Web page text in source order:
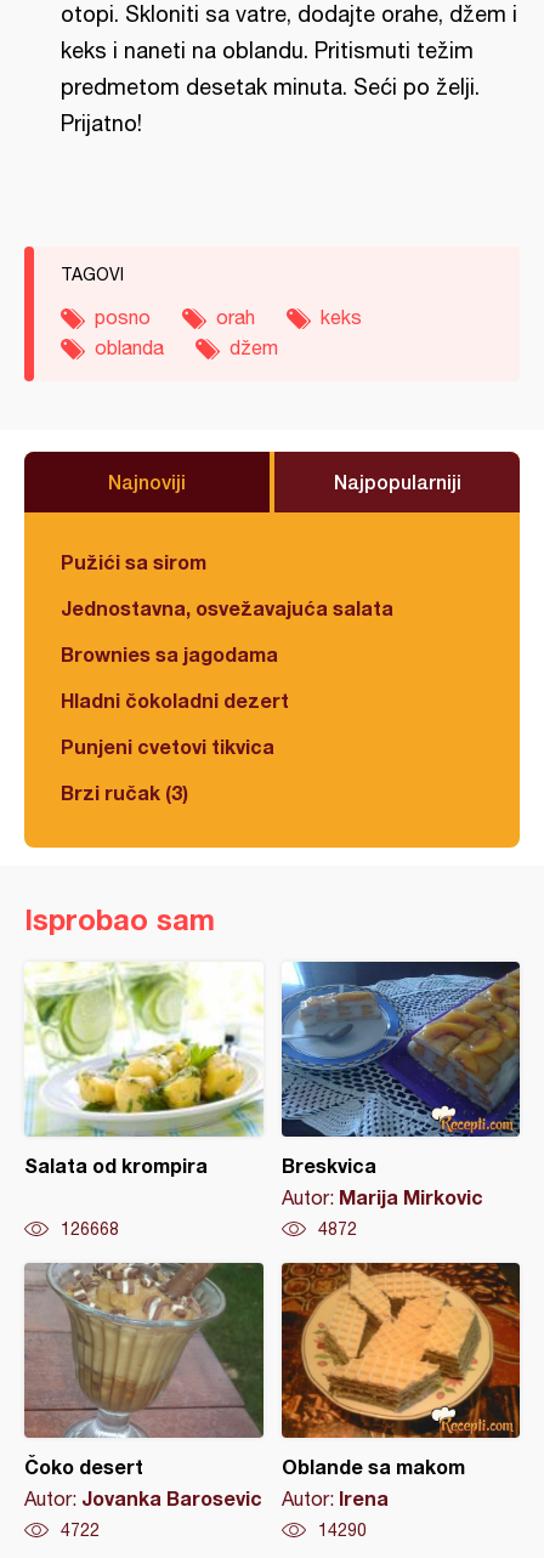
otopi. Skloniti sa vatre, dodajte orahe, džem i
keks i naneti na oblandu. Pritismuti težim
predmetom desetak minuta. Seći po želji.
Prijatno!
TAGOVI
posno orah
keks
oblanda
džem
Najnoviji Najpopularniji
Pužići sa sirom
Jednostavna, osvežavajuća salata
Brownies sa jagodama
Hladni čokoladni dezert
Punjeni cvetovi tikvica
Brzi ručak (3)
Isprobao sam
Salata od krompira
126668
Breskvica
Autor: Marija Mirkovic
4872
Čoko desert
Autor: Jovanka Barosevic
4722
Oblande sa makom
Autor: Irena
14290